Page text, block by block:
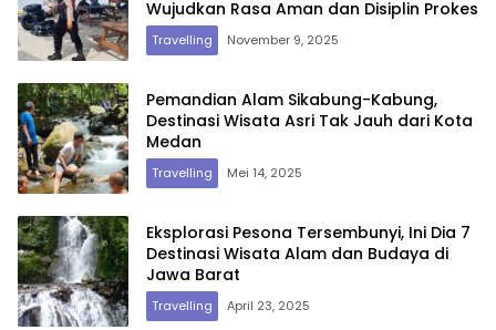
Wujudkan Rasa Aman dan Disiplin Prokes
Travelling November 9, 2025
Pemandian Alam Sikabung-Kabung,
Destinasi Wisata Asri Tak Jauh dari Kota
Medan
Travelling Mei 14, 2025
Eksplorasi Pesona Tersembunyi, Ini Dia 7
Destinasi Wisata Alam dan Budaya di
Jawa Barat
Travelling April 23, 2025